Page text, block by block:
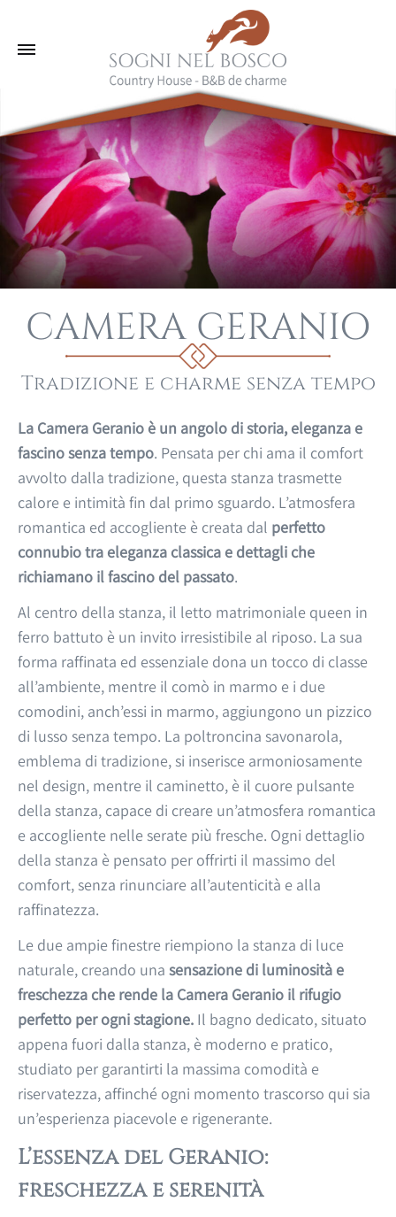
CAMERA GERANIO
Tradizione e charme senza tempo
La Camera Geranio è un angolo di storia, eleganza e
fascino senza tempo. Pensata per chi ama il comfort
avvolto dalla tradizione, questa stanza trasmette
calore e intimità fin dal primo sguardo. L’atmosfera
romantica ed accogliente è creata dal perfetto
connubio tra eleganza classica e dettagli che
richiamano il fascino del passato.
Al centro della stanza, il letto matrimoniale queen in
ferro battuto è un invito irresistibile al riposo. La sua
forma raffinata ed essenziale dona un tocco di classe
all’ambiente, mentre il comò in marmo e i due
comodini, anch’essi in marmo, aggiungono un pizzico
di lusso senza tempo. La poltroncina savonarola,
emblema di tradizione, si inserisce armoniosamente
nel design, mentre il caminetto, è il cuore pulsante
della stanza, capace di creare un’atmosfera romantica
e accogliente nelle serate più fresche. Ogni dettaglio
della stanza è pensato per offrirti il massimo del
comfort, senza rinunciare all’autenticità e alla
raffinatezza.
Le due ampie finestre riempiono la stanza di luce
naturale, creando una sensazione di luminosità e
freschezza che rende la Camera Geranio il rifugio
perfetto per ogni stagione. Il bagno dedicato, situato
appena fuori dalla stanza, è moderno e pratico,
studiato per garantirti la massima comodità e
riservatezza, affinché ogni momento trascorso qui sia
un’esperienza piacevole e rigenerante.
L’essenza del Geranio:
freschezza e serenità